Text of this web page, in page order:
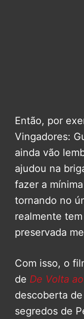
Então, por
Vingadores:
ainda vão
ajudou na
fazer a
tornando no
realmente
preservada
Com isso, o
de De Volta
descoberta
segredos de